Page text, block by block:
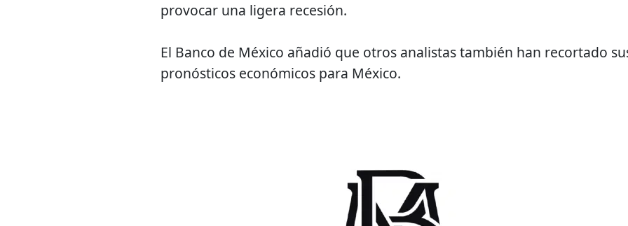
provocar una ligera recesión.
El Banco de México añadió que otros analistas también han recortado
pronósticos económicos para México.